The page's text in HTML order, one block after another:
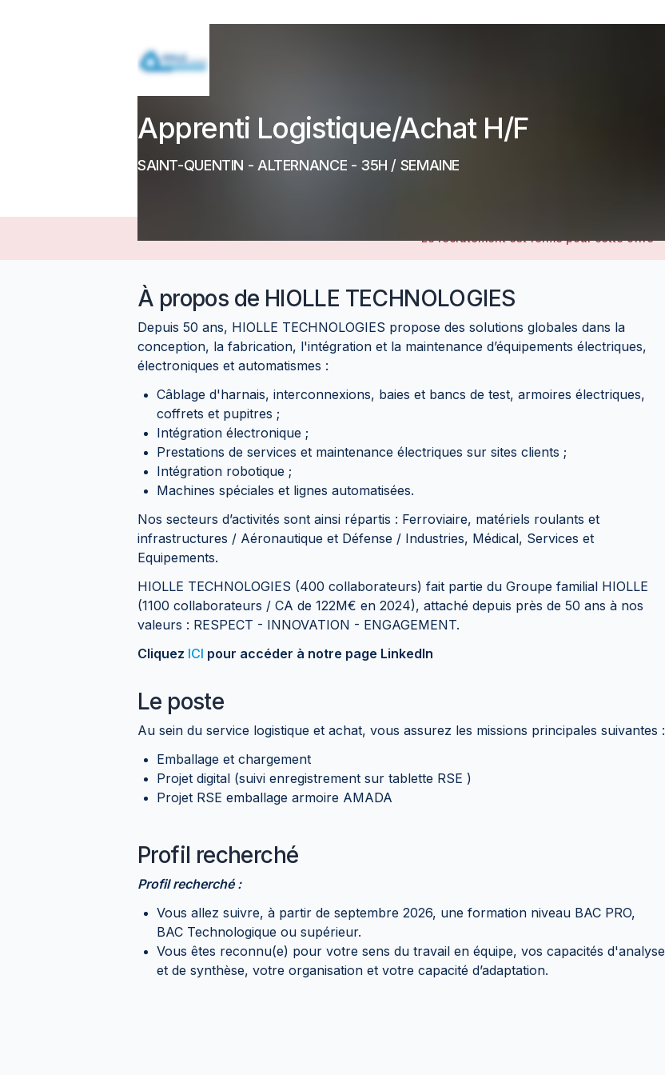
Apprenti Logistique/Achat H/F
SAINT-QUENTIN - ALTERNANCE - 35H / SEMAINE
Le recrutement est fermé pour cette offre
À propos de HIOLLE TECHNOLOGIES
Depuis 50 ans, HIOLLE TECHNOLOGIES propose des solutions globales dans la
conception, la fabrication, l'intégration et la maintenance d’équipements électriques,
électroniques et automatismes :
Câblage d'harnais, interconnexions, baies et bancs de test, armoires électriques,
coffrets et pupitres ;
Intégration électronique ;
Prestations de services et maintenance électriques sur sites clients ;
Intégration robotique ;
Machines spéciales et lignes automatisées.
Nos secteurs d’activités sont ainsi répartis : Ferroviaire, matériels roulants et
infrastructures / Aéronautique et Défense / Industries, Médical, Services et
Equipements.
HIOLLE TECHNOLOGIES (400 collaborateurs) fait partie du Groupe familial HIOLLE
(1100 collaborateurs / CA de 122M€ en 2024), attaché depuis près de 50 ans à nos
valeurs : RESPECT - INNOVATION - ENGAGEMENT.
Cliquez ICI pour accéder à notre page LinkedIn
Le poste
Au sein du service logistique et achat, vous assurez les missions principales suivantes :
Emballage et chargement
Projet digital (suivi enregistrement sur tablette RSE )
Projet RSE emballage armoire AMADA
Profil recherché
Profil recherché :
Vous allez suivre, à partir de septembre 2026, une formation niveau BAC PRO,
BAC Technologique ou supérieur.
Vous êtes reconnu(e) pour votre sens du travail en équipe, vos capacités d'analyse
et de synthèse, votre organisation et votre capacité d’adaptation.